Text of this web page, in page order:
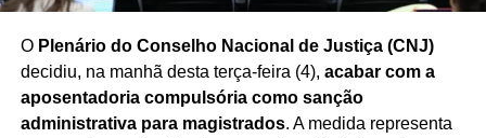
O Plenário do Conselho Nacional de Justiça (CNJ)
decidiu, na manhã desta terça-feira (4), acabar com a
aposentadoria compulsória como sanção
administrativa para magistrados. A medida representa